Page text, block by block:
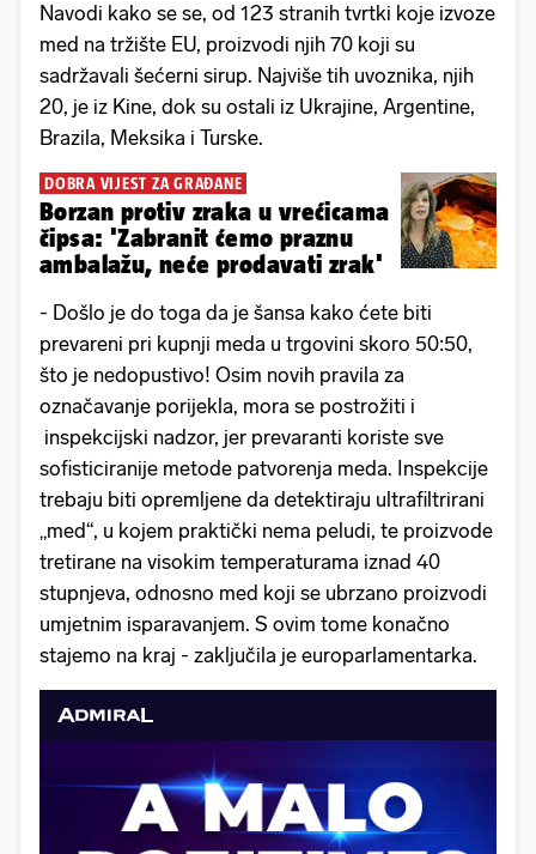
Navodi kako se se, od 123 stranih tvrtki koje izvoze
med na tržište EU, proizvodi njih 70 koji su
sadržavali šećerni sirup. Najviše tih uvoznika, njih
20, je iz Kine, dok su ostali iz Ukrajine, Argentine,
Brazila, Meksika i Turske.
DOBRA VIJEST ZA GRAĐANE
Borzan protiv zraka u vrećicama
čipsa: 'Zabranit ćemo praznu
ambalažu, neće prodavati zrak'
- Došlo je do toga da je šansa kako ćete biti
prevareni pri kupnji meda u trgovini skoro 50:50,
što je nedopustivo! Osim novih pravila za
označavanje porijekla, mora se postrožiti i
inspekcijski nadzor, jer prevaranti koriste sve
sofisticiranije metode patvorenja meda. Inspekcije
trebaju biti opremljene da detektiraju ultrafiltrirani
„med“, u kojem praktički nema peludi, te proizvode
tretirane na visokim temperaturama iznad 40
stupnjeva, odnosno med koji se ubrzano proizvodi
umjetnim isparavanjem. S ovim tome konačno
stajemo na kraj - zaključila je europarlamentarka.